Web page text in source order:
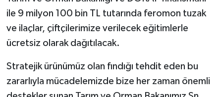
ile 9 milyon 100 bin TL tutarında feromon tuzak
ve ilaçlar, çiftçilerimize verilecek eğitimlerle
ücretsiz olarak dağıtılacak.
Stratejik ürünümüz olan fındığı tehdit eden bu
zararlıyla mücadelemizde bize her zaman önemli